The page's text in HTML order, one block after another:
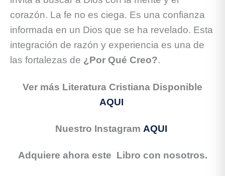
corazón. La fe no es ciega. Es una confianza
informada en un Dios que se ha revelado. Esta
integración de razón y experiencia es una de
las fortalezas de ¿Por Qué Creo?.
Ver más Literatura Cristiana Disponible
AQUI
Nuestro Instagram AQUI
Adquiere ahora este Libro con nosotros.